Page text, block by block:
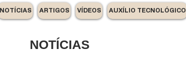
NOTÍCIAS ARTIGOS VÍDEOS AUXÍLIO TECNOLÓGICO
NOTÍCIAS